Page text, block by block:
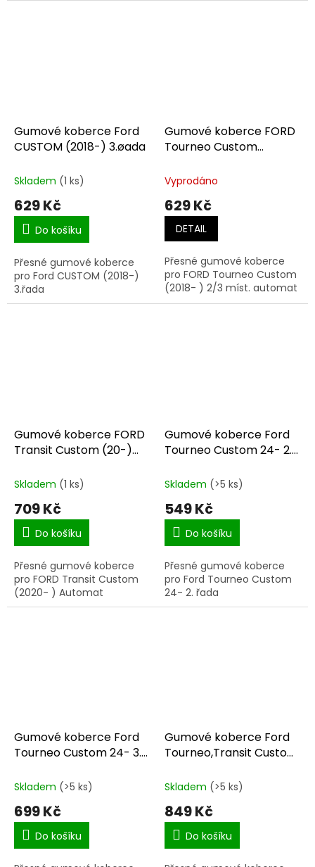
Gumové koberce Ford
CUSTOM (2018-) 3.øada
Skladem (1 ks)
629 Kč
Do košíku
Přesné gumové koberce
pro Ford CUSTOM (2018-)
3.řada
Gumové koberce FORD
Tourneo Custom
Vyprodáno
629 Kč
DETAIL
Přesné gumové koberce
pro FORD Tourneo Custom
(2018- ) 2/3 míst. automat
Gumové koberce FORD
Transit Custom (20-)
Skladem (1 ks)
709 Kč
Do košíku
Přesné gumové koberce
pro FORD Transit Custom
(2020- ) Automat
Gumové koberce Ford
Tourneo Custom 24- 2.
Skladem (>5 ks)
549 Kč
Do košíku
Přesné gumové koberce
pro Ford Tourneo Custom
24- 2. řada
Gumové koberce Ford
Tourneo Custom 24- 3.
Skladem (>5 ks)
699 Kč
Do košíku
Gumové koberce Ford
Tourneo,Transit Custom
Skladem (>5 ks)
849 Kč
Do košíku